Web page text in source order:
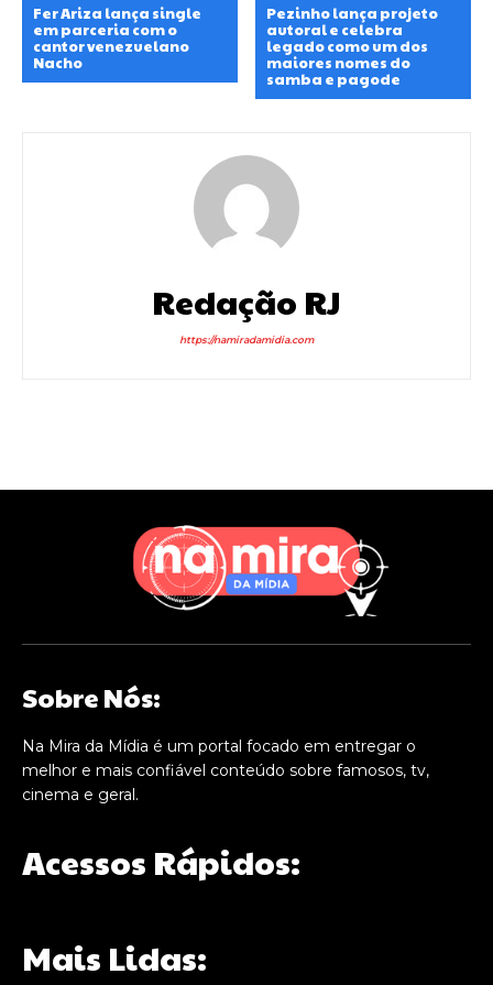
Fer Ariza lança single
em parceria com o
cantor venezuelano
Nacho
Pezinho lança projeto
autoral e celebra
legado como um dos
maiores nomes do
samba e pagode
Redação RJ
https://namiradamidia.com
Sobre Nós:
Na Mira da Mídia é um portal focado em entregar o
melhor e mais confiável conteúdo sobre famosos, tv,
cinema e geral.
Acessos Rápidos:
Mais Lidas: